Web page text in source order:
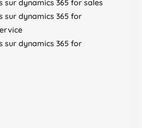
sur dynamics 365 for sales
sur dynamics 365 for
sur dynamics 365 for